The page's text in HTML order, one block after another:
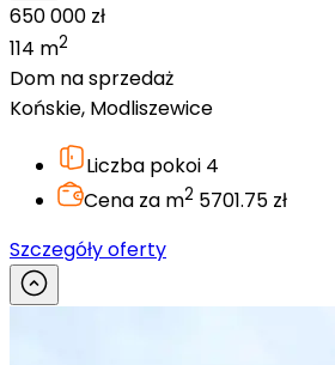
650 000 zł
114 m2
Dom na sprzedaż
Końskie, Modliszewice
Liczba pokoi 4
Cena za m2 5701.75 zł
Szczegóły oferty